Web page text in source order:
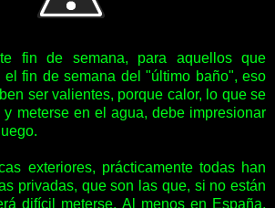
fin de semana, para aquellos que
fin de semana del "último baño", eso
ser valientes, porque calor, lo que se
meterse en el agua, debe impresionar
exteriores, prácticamente todas han
privadas, que son las que, si no están
difícil meterse. Al menos en España,